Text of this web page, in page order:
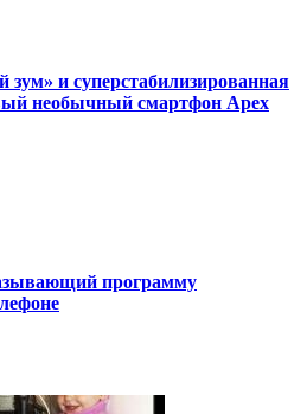
и суперстабилизированная
необычный смартфон Apex
программу